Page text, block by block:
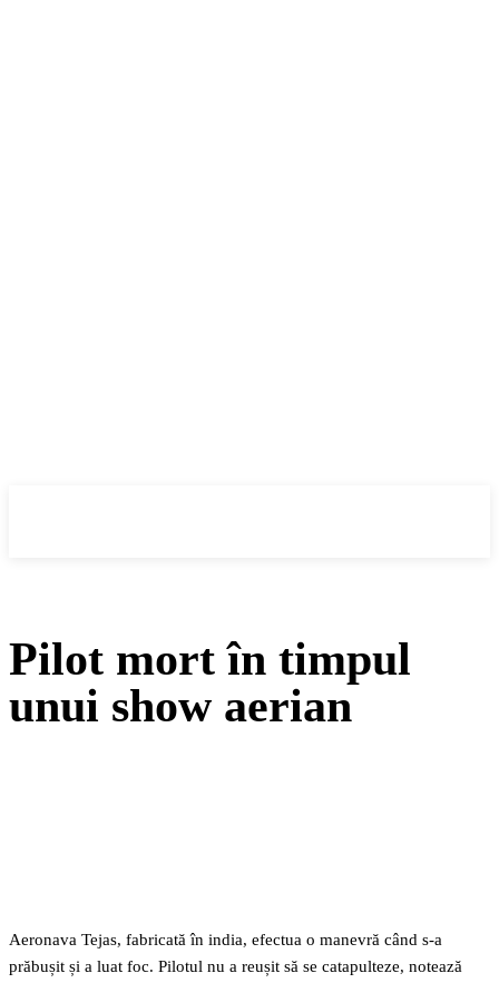
Pilot mort în timpul
unui show aerian
Aeronava Tejas, fabricată în india, efectua o manevră când s-a
prăbușit și a luat foc. Pilotul nu a reușit să se catapulteze, notează